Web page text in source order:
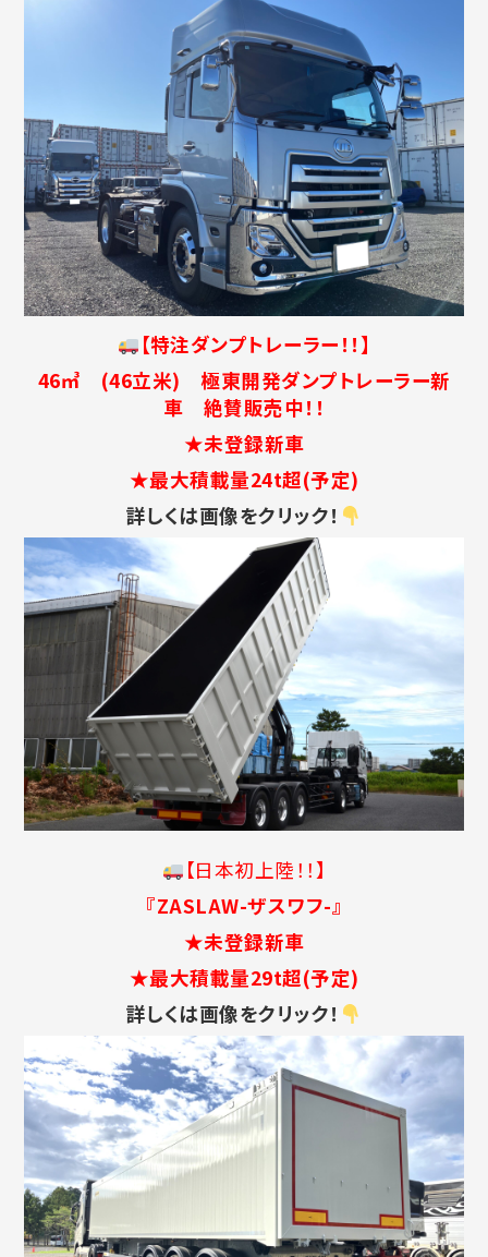
【特注ダンプトレーラー！！】
46㎥ (46立米) 極東開発ダンプトレーラー新
車 絶賛販売中！！
★未登録新車
★最大積載量24t超(予定)
詳しくは画像をクリック！
【日本初上陸！！】
『ZASLAW-ザスワフ-』
★未登録新車
★最大積載量29t超(予定)
詳しくは画像をクリック！